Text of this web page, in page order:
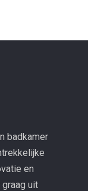
badkamer
en
uit